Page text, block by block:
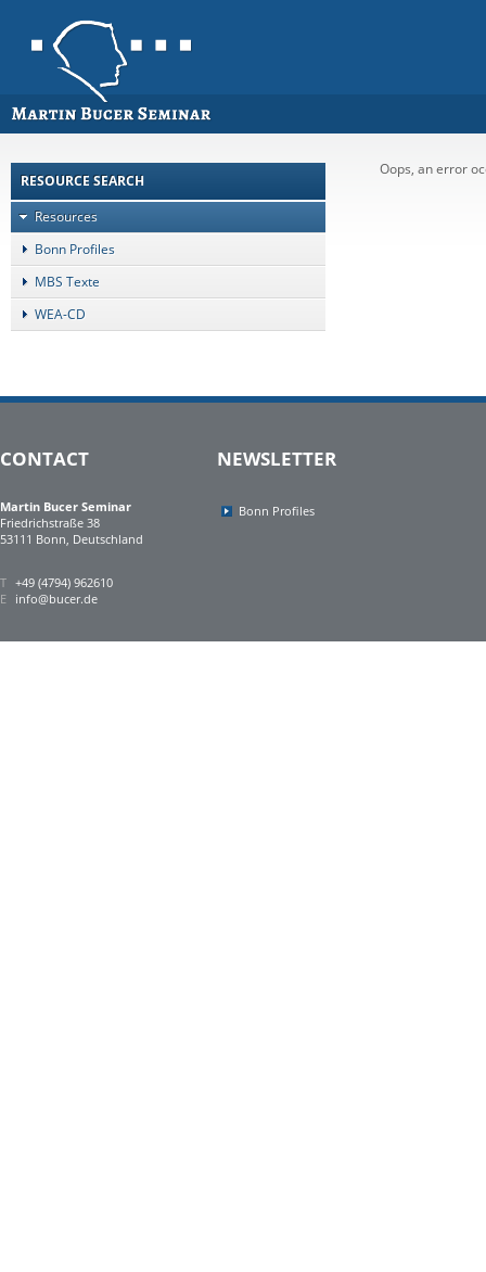
RESOURCE SEARCH
Resources
Bonn Profiles
MBS Texte
WEA-CD
Oops, an error
CONTACT
Martin Bucer Seminar
Friedrichstraße 38
53111 Bonn, Deutschland
T +49 (4794) 962610
E info@bucer.de
NEWSLETTER
Bonn Profiles